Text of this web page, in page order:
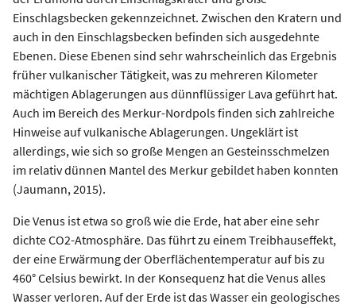
Einschlagsbecken gekennzeichnet. Zwischen den Kratern und
auch in den Einschlagsbecken befinden sich ausgedehnte
Ebenen. Diese Ebenen sind sehr wahrscheinlich das Ergebnis
früher vulkanischer Tätigkeit, was zu mehreren Kilometer
mächtigen Ablagerungen aus dünnflüssiger Lava geführt hat.
Auch im Bereich des Merkur-Nordpols finden sich zahlreiche
Hinweise auf vulkanische Ablagerungen. Ungeklärt ist
allerdings, wie sich so große Mengen an Gesteinsschmelzen
im relativ dünnen Mantel des Merkur gebildet haben konnten
(Jaumann, 2015).
Die Venus ist etwa so groß wie die Erde, hat aber eine sehr
dichte CO2-Atmosphäre. Das führt zu einem Treibhauseffekt,
der eine Erwärmung der Oberflächentemperatur auf bis zu
460° Celsius bewirkt. In der Konsequenz hat die Venus alles
Wasser verloren. Auf der Erde ist das Wasser ein geologisches